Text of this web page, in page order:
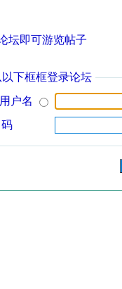
坛即可游览帖子
下框框登录论坛
用户名